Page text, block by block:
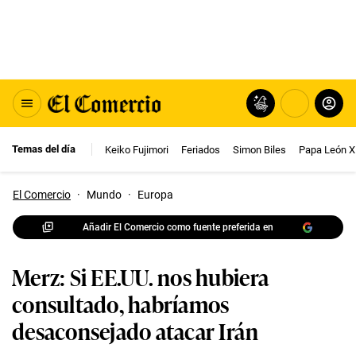
Temas del día Keiko Fujimori Feriados Simon Biles Papa León
El Comercio · Mundo · Europa
Añadir El Comercio como fuente preferida en
Merz: Si EE.UU. nos hubiera
consultado, habríamos
desaconsejado atacar Irán